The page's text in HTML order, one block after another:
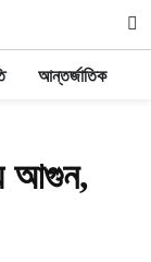
আন্তর্জাতিক
আগুন,